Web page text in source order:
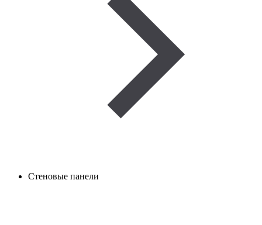
Стеновые панели